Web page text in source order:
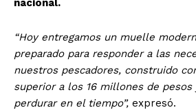
“Hoy entregamos un muelle
preparado para responder a las
nuestros pescadores, construido
superior a los 16 millones de pesos
perdurar en el tiempo”, expresó.